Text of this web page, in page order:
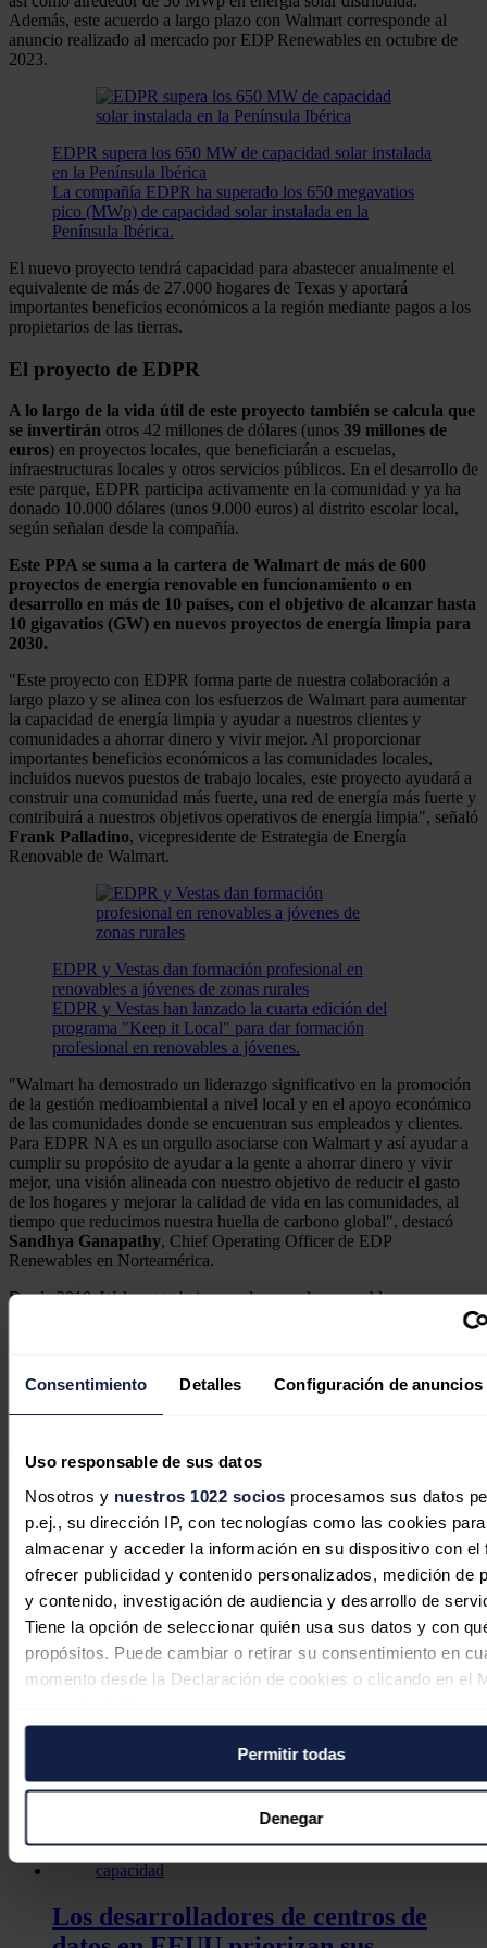
Consentimiento Detalles Configuración de anuncios
Uso responsable de sus datos
Nosotros y nuestros 1022 socios procesamos sus datos
p.ej., su dirección IP, con tecnologías como las cookies para
almacenar y acceder la información en su dispositivo con el
ofrecer publicidad y contenido personalizados, medición de
y contenido, investigación de audiencia y desarrollo de
Tiene la opción de seleccionar quién usa sus datos y con
propósitos. Puede cambiar o retirar su consentimiento en
momento desde la Declaración de cookies o clicando en el
Si lo permite, también quisiéramos:
Recopilar información sobre su ubicación geográfica
puede tener una precisión de varios metros
Identificar su dispositivo analizándolo activamente
características específicas (huellas digitales)
personales y establezca sus preferencias en lasección de
Permitir todas
Denegar
Además, este acuerdo a largo plazo con Walmart corresponde al
anuncio realizado al mercado por EDP Renewables en octubre de
2023.
EDPR supera los 650 MW de capacidad solar instalada
en la Península Ibérica
La compañía EDPR ha superado los 650 megavatios
pico (MWp) de capacidad solar instalada en la
Península Ibérica.
El nuevo proyecto tendrá capacidad para abastecer anualmente el
equivalente de más de 27.000 hogares de Texas y aportará
importantes beneficios económicos a la región mediante pagos a los
propietarios de las tierras.
El proyecto de EDPR
A lo largo de la vida útil de este proyecto también se calcula que
se invertirán otros 42 millones de dólares (unos 39 millones de
euros) en proyectos locales, que beneficiarán a escuelas,
infraestructuras locales y otros servicios públicos. En el desarrollo de
este parque, EDPR participa activamente en la comunidad y ya ha
donado 10.000 dólares (unos 9.000 euros) al distrito escolar local,
según señalan desde la compañía.
Este PPA se suma a la cartera de Walmart de más de 600
proyectos de energía renovable en funcionamiento o en
desarrollo en más de 10 países, con el objetivo de alcanzar hasta
10 gigavatios (GW) en nuevos proyectos de energía limpia para
2030.
"Este proyecto con EDPR forma parte de nuestra colaboración a
largo plazo y se alinea con los esfuerzos de Walmart para aumentar
la capacidad de energía limpia y ayudar a nuestros clientes y
comunidades a ahorrar dinero y vivir mejor. Al proporcionar
importantes beneficios económicos a las comunidades locales,
incluidos nuevos puestos de trabajo locales, este proyecto ayudará a
construir una comunidad más fuerte, una red de energía más fuerte y
contribuirá a nuestros objetivos operativos de energía limpia", señaló
Frank Palladino, vicepresidente de Estrategia de Energía
Renovable de Walmart.
EDPR y Vestas dan formación profesional en
renovables a jóvenes de zonas rurales
EDPR y Vestas han lanzado la cuarta edición del
programa "Keep it Local" para dar formación
profesional en renovables a jóvenes.
"Walmart ha demostrado un liderazgo significativo en la promoción
de la gestión medioambiental a nivel local y en el apoyo económico
de las comunidades donde se encuentran sus empleados y clientes.
Para EDPR NA es un orgullo asociarse con Walmart y así ayudar a
cumplir su propósito de ayudar a la gente a ahorrar dinero y vivir
mejor, una visión alineada con nuestro objetivo de reducir el gasto
de los hogares y mejorar la calidad de vida en las comunidades, al
tiempo que reducimos nuestra huella de carbono global", destacó
Sandhya Ganapathy, Chief Operating Officer de EDP
Renewables en Norteamérica.
Desde 2018, Walmart trabaja con el grupo de renovables en
proyectos de producción de electricidad renovable a gran escala y de
desarrolló en Illinois, así como del
parque eólico Headwaters II
en Indiana.
empresas sería suficiente para suministrar energía a más de 68.000
hogares. En cuanto a la generación descentralizada o distribuida,
EDPR y Walmart colaboraron en una capacidad solar de alrededor
de 50 MWp distribuidos en 66 centros de Walmart gestionados y
operados por EDPR.
Noticias relacionadas
Las previsiones de capacidad de los
un 52%
Los desarrolladores de centros de